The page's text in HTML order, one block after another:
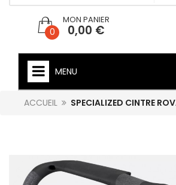
0
MON PANIER
0,00 €
MENU
ACCUEIL SPECIALIZED CINTRE